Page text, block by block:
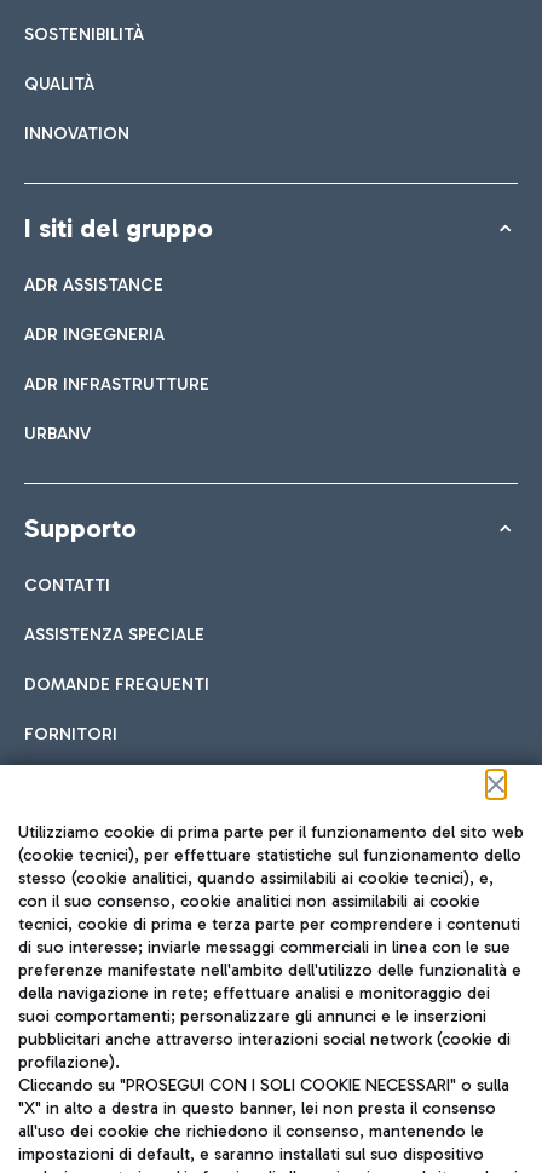
SOSTENIBILITÀ
QUALITÀ
INNOVATION
I siti del gruppo
ADR ASSISTANCE
ADR INGEGNERIA
ADR INFRASTRUTTURE
URBANV
Supporto
CONTATTI
ASSISTENZA SPECIALE
DOMANDE FREQUENTI
FORNITORI
Seguici sui social
TRAVEL JOURNAL
ITA
Utilizziamo cookie di prima parte per il funzionamento del sito web
(cookie tecnici), per effettuare statistiche sul funzionamento dello
stesso (cookie analitici, quando assimilabili ai cookie tecnici), e,
con il suo consenso, cookie analitici non assimilabili ai cookie
tecnici, cookie di prima e terza parte per comprendere i contenuti
di suo interesse; inviarle messaggi commerciali in linea con le sue
preferenze manifestate nell'ambito dell'utilizzo delle funzionalità e
della navigazione in rete; effettuare analisi e monitoraggio dei
suoi comportamenti; personalizzare gli annunci e le inserzioni
pubblicitari anche attraverso interazioni social network (cookie di
profilazione).
Cliccando su "PROSEGUI CON I SOLI COOKIE NECESSARI" o sulla
"X" in alto a destra in questo banner, lei non presta il consenso
all'uso dei cookie che richiedono il consenso, mantenendo le
impostazioni di default, e saranno installati sul suo dispositivo